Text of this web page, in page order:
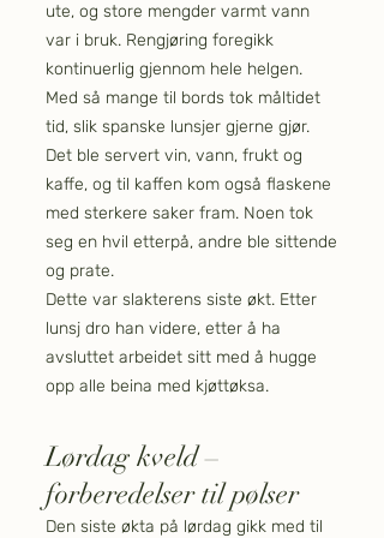
ute, og store mengder varmt vann
var i bruk. Rengjøring foregikk
kontinuerlig gjennom hele helgen.
Med så mange til bords tok måltidet
tid, slik spanske lunsjer gjerne gjør.
Det ble servert vin, vann, frukt og
kaffe, og til kaffen kom også flaskene
med sterkere saker fram. Noen tok
seg en hvil etterpå, andre ble sittende
og prate.
Dette var slakterens siste økt. Etter
lunsj dro han videre, etter å ha
avsluttet arbeidet sitt med å hugge
opp alle beina med kjøttøksa.
Lørdag kveld –
forberedelser til pølser
Den siste økta på lørdag gikk med til